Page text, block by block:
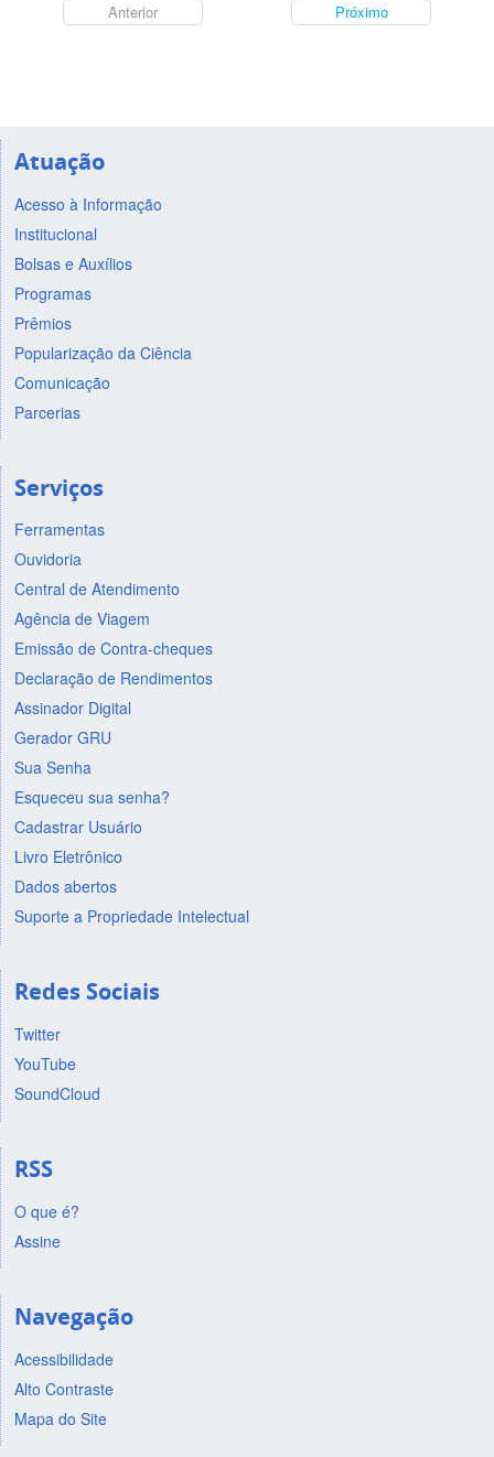
Anterior Próximo
Atuação
Acesso à Informação
Institucional
Bolsas e Auxílios
Programas
Prêmios
Popularização da Ciência
Comunicação
Parcerias
Serviços
Ferramentas
Ouvidoria
Central de Atendimento
Agência de Viagem
Emissão de Contra-cheques
Declaração de Rendimentos
Assinador Digital
Gerador GRU
Sua Senha
Esqueceu sua senha?
Cadastrar Usuário
Livro Eletrônico
Dados abertos
Suporte a Propriedade Intelectual
Redes Sociais
Twitter
YouTube
SoundCloud
RSS
O que é?
Assine
Navegação
Acessibilidade
Alto Contraste
Mapa do Site